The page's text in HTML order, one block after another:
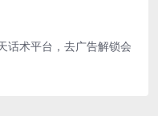
话术平台，去广告解锁会